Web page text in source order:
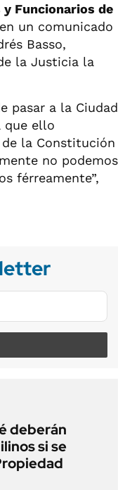
Funcionarios de
un comunicado
Basso,
la Justicia la
pasar a la Ciudad
que ello
la Constitución
no podemos
férreamente”,
deberán
si se